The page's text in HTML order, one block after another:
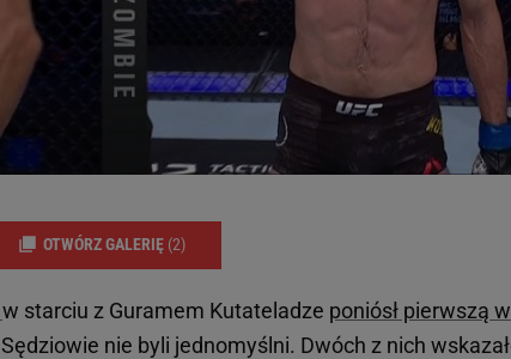
OTWÓRZ GALERIĘ (2)
w starciu z Guramem Kutateladze poniósł pierwszą w
Sędziowie nie byli jednomyślni. Dwóch z nich